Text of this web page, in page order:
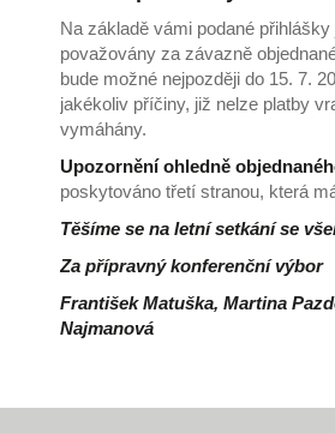
Na základě vámi podané
považovány za závazně
bude možné nejpozději do 15. 7.
jakékoliv příčiny, již nelze platby
vymáhány.
Upozornění ohledně
poskytováno třetí stranou, která
Těšíme se na letní setkání se
Za přípravný konferenční výbor
František Matuška, Martina
Najmanová